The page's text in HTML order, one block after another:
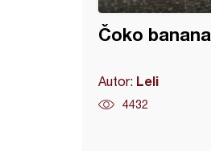
Čoko banana
Autor: Leli
4432